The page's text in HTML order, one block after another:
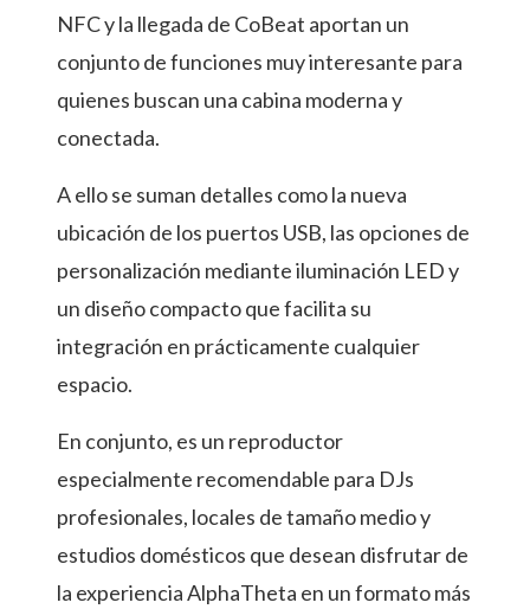
NFC y la llegada de CoBeat aportan un
conjunto de funciones muy interesante para
quienes buscan una cabina moderna y
conectada.
A ello se suman detalles como la nueva
ubicación de los puertos USB, las opciones de
personalización mediante iluminación LED y
un diseño compacto que facilita su
integración en prácticamente cualquier
espacio.
En conjunto, es un reproductor
especialmente recomendable para DJs
profesionales, locales de tamaño medio y
estudios domésticos que desean disfrutar de
la experiencia AlphaTheta en un formato más